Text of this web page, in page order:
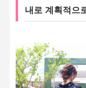
내로 계획적으